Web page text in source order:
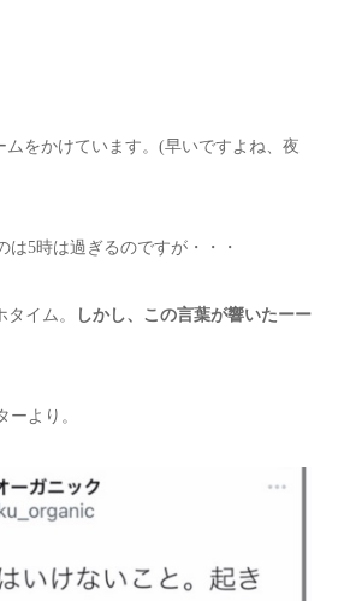
ムをかけています。(早いですよね、夜
は5時は過ぎるのですが・・・
イム。
しかし、この言葉が響いたーー
ーより。